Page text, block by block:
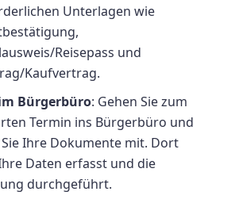
Unterlagen wie
Reisepass und
Kaufvertrag.
Bürgerbüro: Gehen Sie zum
Termin ins Bürgerbüro und
Ihre Dokumente mit. Dort
Daten erfasst und die
durchgeführt.